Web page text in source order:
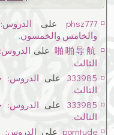
phsz777 على
والخامس والخمسون.
啪啪导航 على
الثالث.
333985 على
الثالث.
333985 على
الثالث.
porntude على